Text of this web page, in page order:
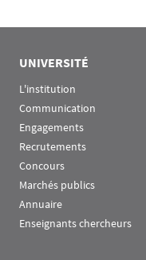
UNIVERSITÉ
L'institution
Communication
Engagements
Recrutements
Concours
Marchés publics
Annuaire
Enseignants chercheurs